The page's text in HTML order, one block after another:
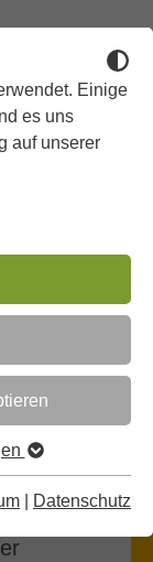
Einige
es uns
auf unserer
Datenschutz